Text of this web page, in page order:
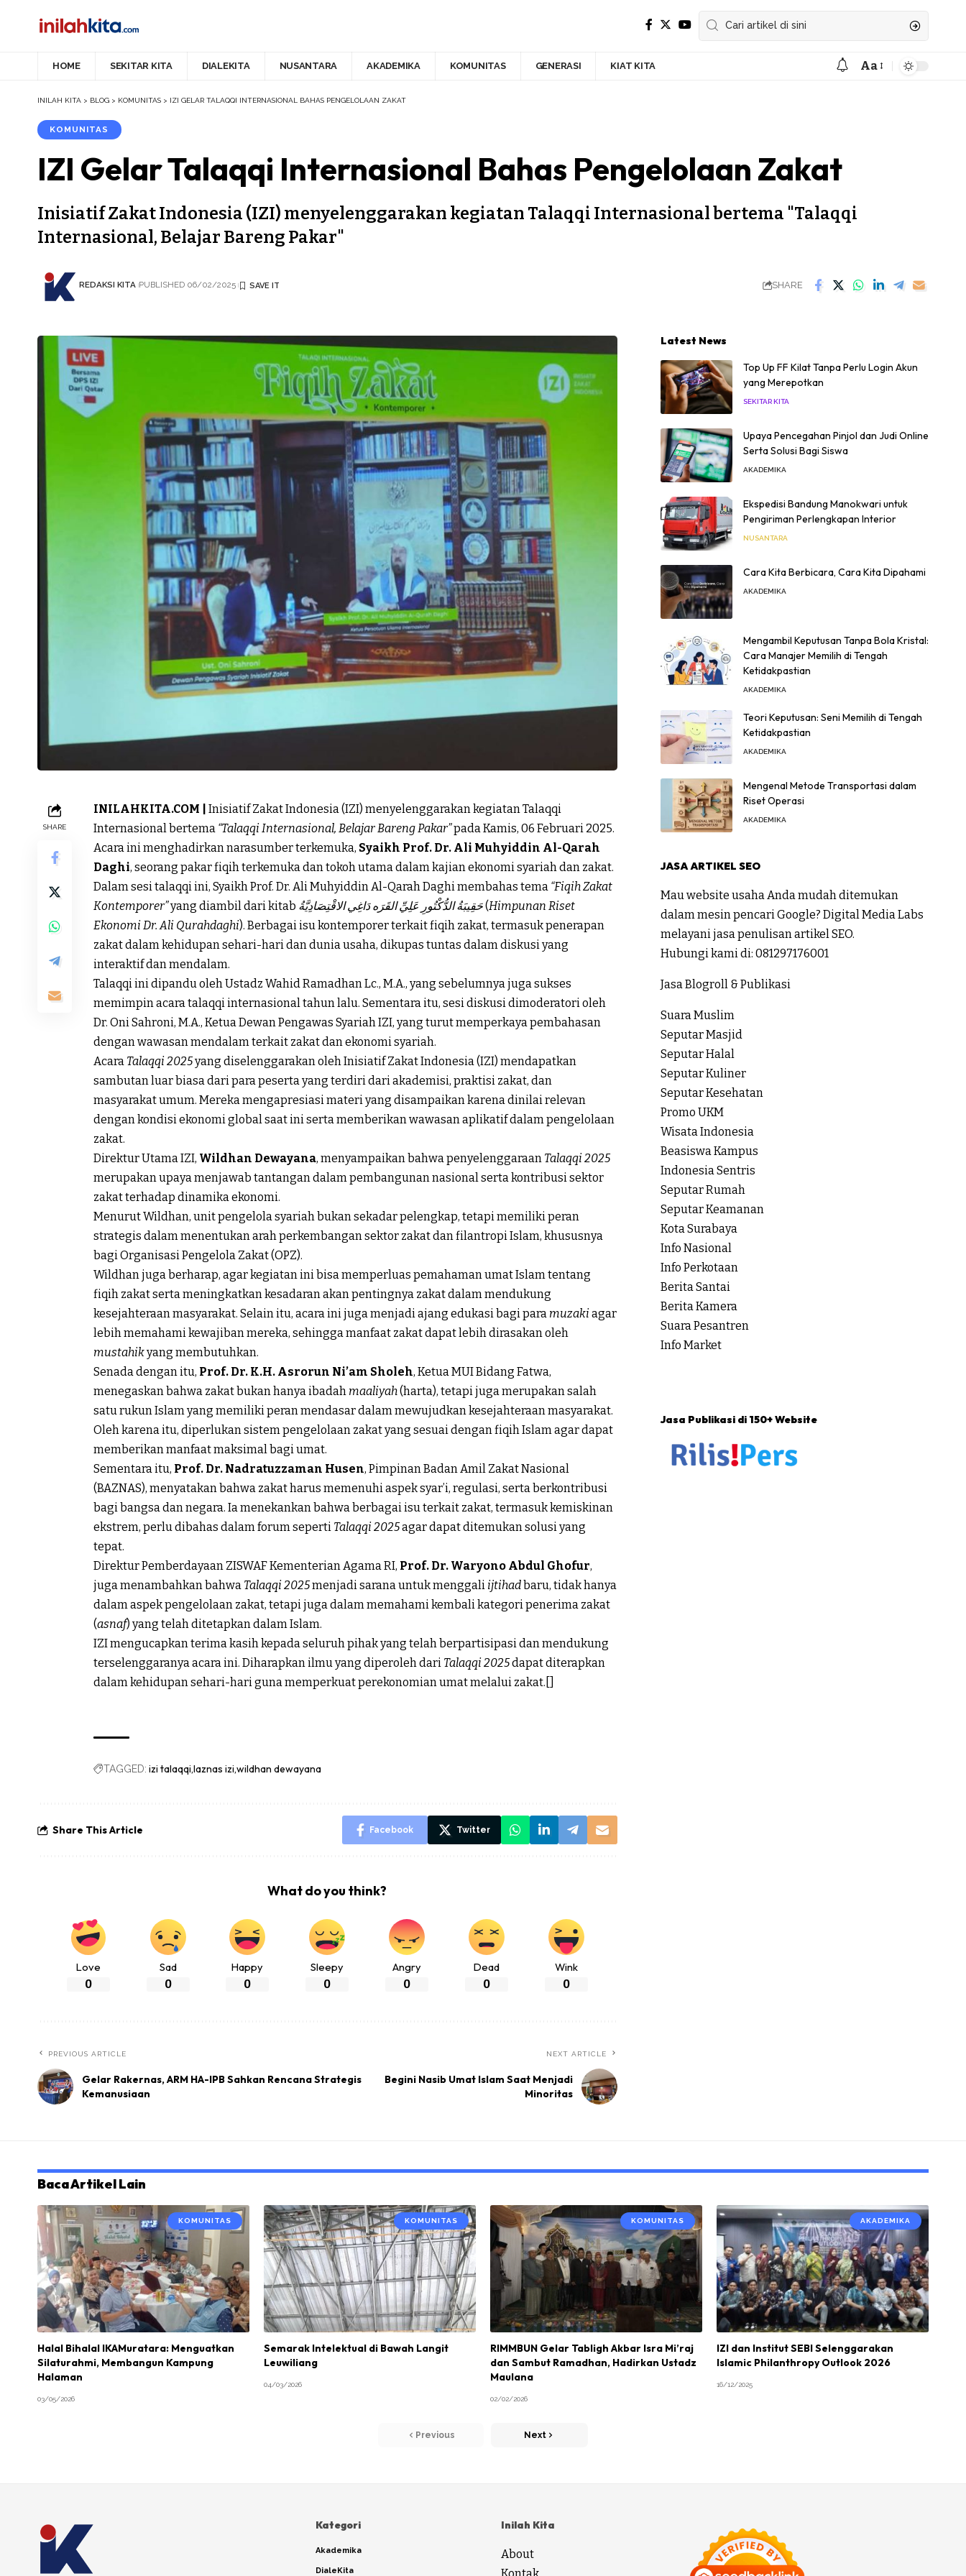
HOME SEKITAR KITA DIALEKITA NUSANTARA AKADEMIKA KOMUNITAS GENERASI KIAT KITA Aa
INILAH KITA > BLOG > KOMUNITAS > IZI GELAR TALAQQI INTERNASIONAL BAHAS PENGELOLAAN ZAKAT
KOMUNITAS
IZI Gelar Talaqqi Internasional Bahas Pengelolaan Zakat
Inisiatif Zakat Indonesia (IZI) menyelenggarakan kegiatan Talaqqi Internasional bertema "Talaqqi
Internasional, Belajar Bareng Pakar"
REDAKSI KITA PUBLISHED 06/02/2025 SHARE
SHARE
INILAHKITA.COM | Inisiatif Zakat Indonesia (IZI) menyelenggarakan kegiatan Talaqqi
Internasional bertema “Talaqqi Internasional, Belajar Bareng Pakar”pada Kamis, 06 Februari 2025.
Acara ini menghadirkan narasumber terkemuka, Syaikh Prof. Dr. Ali Muhyiddin Al-Qarah
Daghi, seorang pakar fiqih terkemuka dan tokoh utama dalam kajian ekonomi syariah dan zakat.
Dalam sesi talaqqi ini, Syaikh Prof. Dr. Ali Muhyiddin Al-Qarah Daghi membahas tema “Fiqih Zakat
Kontemporer”yang diambil dari kitab حَقِيبَةُ الدُّكْتُورِ عَلِيِّ القَرَه دَاغِي الاقْتِصَادِيَّةُ(Himpunan Riset
Ekonomi Dr. Ali Qurahdaghi). Berbagai isu kontemporer terkait fiqih zakat, termasuk penerapan
zakat dalam kehidupan sehari-hari dan dunia usaha, dikupas tuntas dalam diskusi yang
interaktif dan mendalam.
Talaqqi ini dipandu oleh Ustadz Wahid Ramadhan Lc., M.A., yang sebelumnya juga sukses
memimpin acara talaqqi internasional tahun lalu. Sementara itu, sesi diskusi dimoderatori oleh
Dr. Oni Sahroni, M.A., Ketua Dewan Pengawas Syariah IZI, yang turut memperkaya pembahasan
dengan wawasan mendalam terkait zakat dan ekonomi syariah.
Acara Talaqqi 2025yang diselenggarakan olehInisiatif Zakat Indonesia(IZI) mendapatkan
sambutan luar biasa dari para peserta yang terdiri dari akademisi, praktisi zakat, dan
masyarakat umum. Mereka mengapresiasi materi yang disampaikan karena dinilai relevan
dengan kondisi ekonomi global saat ini serta memberikan wawasan aplikatif dalam pengelolaan
zakat.
Direktur Utama IZI, Wildhan Dewayana, menyampaikan bahwa penyelenggaraan Talaqqi 2025
merupakan upaya menjawab tantangan dalam pembangunan nasional serta kontribusi sektor
zakat terhadap dinamika ekonomi.
Menurut Wildhan, unit pengelola syariah bukan sekadar pelengkap, tetapi memiliki peran
strategis dalam menentukan arah perkembangan sektor zakat dan filantropi Islam, khususnya
bagi Organisasi Pengelola Zakat (OPZ).
Wildhan juga berharap, agar kegiatan ini bisa memperluas pemahaman umat Islam tentang
fiqih zakat serta meningkatkan kesadaran akan pentingnya zakat dalam mendukung
kesejahteraan masyarakat. Selain itu, acara ini juga menjadi ajang edukasi bagi para muzakiagar
lebih memahami kewajiban mereka, sehingga manfaat zakat dapat lebih dirasakan oleh
mustahikyang membutuhkan.
Senada dengan itu, Prof. Dr. K.H. Asrorun Ni’am Sholeh, Ketua MUI Bidang Fatwa,
menegaskan bahwa zakat bukan hanya ibadah maaliyah(harta), tetapi juga merupakan salah
satu rukun Islam yang memiliki peran mendasar dalam mewujudkan kesejahteraan masyarakat.
Oleh karena itu, diperlukan sistem pengelolaan zakat yang sesuai dengan fiqih Islam agar dapat
memberikan manfaat maksimal bagi umat.
Sementara itu, Prof. Dr. Nadratuzzaman Husen, Pimpinan Badan Amil Zakat Nasional
(BAZNAS), menyatakan bahwa zakat harus memenuhi aspek syar’i, regulasi, serta berkontribusi
bagi bangsa dan negara. Ia menekankan bahwa berbagai isu terkait zakat, termasuk kemiskinan
ekstrem, perlu dibahas dalam forum seperti Talaqqi 2025agar dapat ditemukan solusi yang
tepat.
Direktur Pemberdayaan ZISWAF Kementerian Agama RI, Prof. Dr. Waryono Abdul Ghofur,
juga menambahkan bahwa Talaqqi 2025menjadi sarana untuk menggali ijtihadbaru, tidak hanya
dalam aspek pengelolaan zakat, tetapi juga dalam memahami kembali kategori penerima zakat
(asnaf) yang telah ditetapkan dalam Islam.
IZI mengucapkan terima kasih kepada seluruh pihak yang telah berpartisipasi dan mendukung
terselenggaranya acara ini. Diharapkan ilmu yang diperoleh dari Talaqqi 2025dapat diterapkan
dalam kehidupan sehari-hari guna memperkuatperekonomian umatmelalui zakat.[]
TAGGED: izi talaqqi laznas izi wildhan dewayana
Share This Article Facebook Twitter
What do you think?
Love
0
Sad
0
Happy
0
Sleepy
0
Angry
0
Dead
0
Wink
0
PREVIOUS ARTICLE
Gelar Rakernas, ARM HA-IPB Sahkan Rencana Strategis
Kemanusiaan
NEXT ARTICLE
Begini Nasib Umat Islam Saat Menjadi
Minoritas
Latest News
Top Up FF Kilat Tanpa Perlu Login Akun
yang Merepotkan
SEKITAR KITA
Upaya Pencegahan Pinjol dan Judi Online
Serta Solusi Bagi Siswa
AKADEMIKA
Ekspedisi Bandung Manokwari untuk
Pengiriman Perlengkapan Interior
NUSANTARA
Cara Kita Berbicara, Cara Kita Dipahami
AKADEMIKA
Mengambil Keputusan Tanpa Bola Kristal:
Cara Manajer Memilih di Tengah
Ketidakpastian
AKADEMIKA
Teori Keputusan: Seni Memilih di Tengah
Ketidakpastian
AKADEMIKA
Mengenal Metode Transportasi dalam
Riset Operasi
AKADEMIKA
JASA ARTIKEL SEO
Mau website usaha Anda mudah ditemukan
dalam mesin pencari Google? Digital Media Labs
melayani jasa penulisan artikel SEO.
Hubungi kami di: 081297176001
Jasa Blogroll & Publikasi
Suara Muslim
Seputar Masjid
Seputar Halal
Seputar Kuliner
Seputar Kesehatan
Promo UKM
Wisata Indonesia
Beasiswa Kampus
Indonesia Sentris
Seputar Rumah
Seputar Keamanan
Kota Surabaya
Info Nasional
Info Perkotaan
Berita Santai
Berita Kamera
Suara Pesantren
Info Market
Jasa Publikasi di 150+ Website
Baca Artikel Lain
KOMUNITAS
Halal Bihalal IKAMuratara: Menguatkan
Silaturahmi, Membangun Kampung
Halaman
03/05/2026
KOMUNITAS
Semarak Intelektual di Bawah Langit
Leuwiliang
04/03/2026
KOMUNITAS
RIMMBUN Gelar Tabligh Akbar Isra Mi’raj
dan Sambut Ramadhan, Hadirkan Ustadz
Maulana
02/02/2026
AKADEMIKA
IZI dan Institut SEBI Selenggarakan
Islamic Philanthropy Outlook 2026
16/12/2025
Previous Next
Kategori
Akademika
DialeKita
Inilah Kita
About